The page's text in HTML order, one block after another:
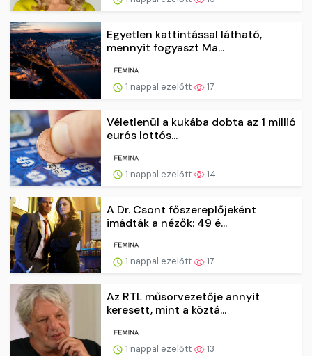
Egyetlen kattintással látható,
mennyit fogyaszt Ma...
1 nappal ezelőtt 17
Véletlenül a kukába dobta az 1 millió
eurós lottós...
1 nappal ezelőtt 14
A Dr. Csont főszereplőjeként
imádták a nézők: 49 é...
1 nappal ezelőtt 17
Az RTL műsorvezetője annyit
keresett, mint a köztá...
1 nappal ezelőtt 13